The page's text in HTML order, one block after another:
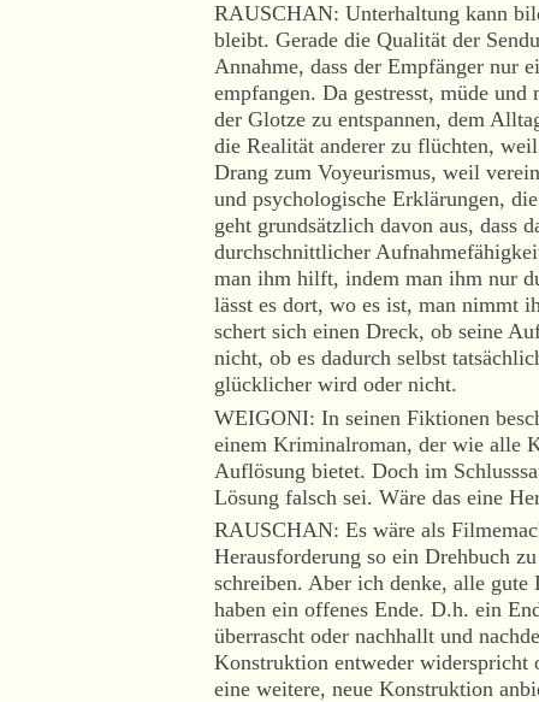
RAUSCHAN: Unterhaltung kann
bleibt. Gerade die Qualität der
Annahme, dass der Empfänger nur
empfangen. Da gestresst, müde
der Glotze zu entspannen, dem
die Realität anderer zu flüchten,
Drang zum Voyeurismus, weil
und psychologische Erklärungen,
geht grundsätzlich davon aus, dass
durchschnittlicher
man ihm hilft, indem man ihm nur
lässt es dort, wo es ist, man nimmt
schert sich einen Dreck, ob seine
nicht, ob es dadurch selbst
glücklicher wird oder nicht.
WEIGONI: In seinen Fiktionen
einem Kriminalroman, der wie alle
Auflösung bietet. Doch im
Lösung falsch sei. Wäre das eine
RAUSCHAN: Es wäre als
Herausforderung so ein Drehbuch
schreiben. Aber ich denke, alle gute
haben ein offenes Ende. D.h. ein
überrascht oder nachhallt und
Konstruktion entweder widerspricht
eine weitere, neue Konstruktion